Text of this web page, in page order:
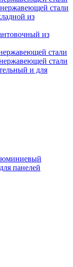
стали
из
из
стали
стали
и для
панелей